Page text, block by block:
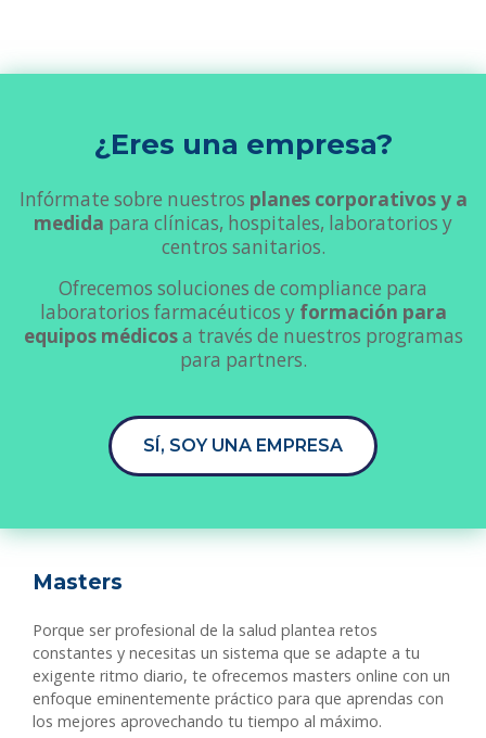
¿Eres una empresa?
Infórmate sobre nuestros planes corporativos y a
medida para clínicas, hospitales, laboratorios y
centros sanitarios.
Ofrecemos soluciones de compliance para
laboratorios farmacéuticos y formación para
equipos médicosa través de nuestros programas
para partners.
SÍ, SOY UNA EMPRESA
Masters
Porque ser profesional de la salud plantea retos
constantes y necesitas un sistema que se adapte a tu
exigente ritmo diario, te ofrecemos masters online con un
enfoque eminentemente práctico para que aprendas con
los mejores aprovechando tu tiempo al máximo.